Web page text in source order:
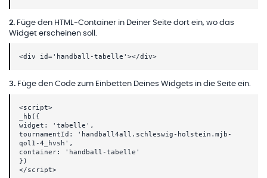
2. Füge den HTML-Container in Deiner Seite dort ein, wo das
Widget erscheinen soll.
<div id='handball-tabelle'></div>
3. Füge den Code zum Einbetten Deines Widgets in die Seite ein.
<script>
_hb({
widget: 'tabelle',
tournamentId: 'handball4all.schleswig-holstein.mjb-
qol1-4_hvsh',
container: 'handball-tabelle'
})
</script>